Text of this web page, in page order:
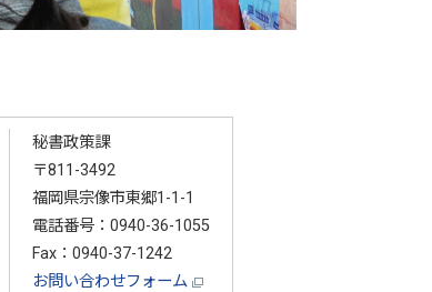
秘書政策課
〒811-3492
福岡県宗像市東郷1-1-1
電話番号： 0940-36-1055
Fax：0940-37-1242
お問い合わせフォーム